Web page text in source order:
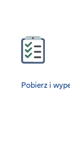
Pobierz i